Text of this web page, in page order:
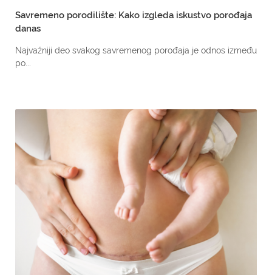
Savremeno porodilište: Kako izgleda iskustvo porođaja
danas
Najvažniji deo svakog savremenog porođaja je odnos između
po...